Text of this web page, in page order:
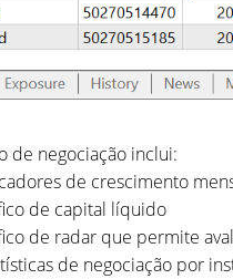
de negociação inclui:
de crescimento
de capital líquido
de radar que permite
de negociação por